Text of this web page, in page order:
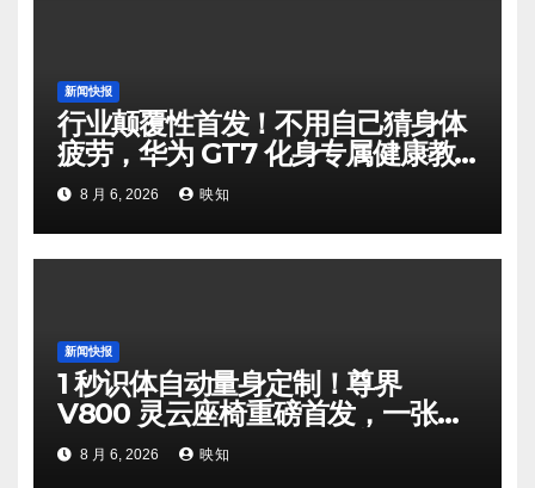
新闻快报
行业颠覆性首发！不用自己猜身体
疲劳，华为 GT7 化身专属健康教
练，科学拿捏每日最佳状态
8 月 6, 2026 映知
新闻快报
1 秒识体自动量身定制！尊界
V800 灵云座椅重磅首发，一张座
椅撕开百万级 MPV 舒适新格局
8 月 6, 2026 映知